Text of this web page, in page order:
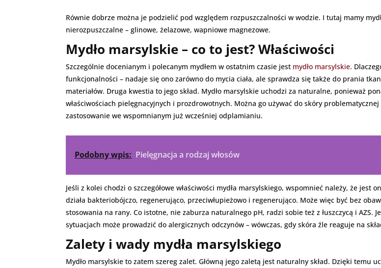
Równie dobrze można je podzielić pod względem rozpuszczalności w wodzie. I tutaj mamy
nierozpuszczalne – glinowe, żelazowe, wapniowe magnezowe.
Mydło marsylskie – co to jest? Właściwości
Szczególnie docenianym i polecanym mydłem w ostatnim czasie jest mydło marsylskie.
funkcjonalności – nadaje się ono zarówno do mycia ciała, ale sprawdza się także do prania
materiałów. Druga kwestia to jego skład. Mydło marsylskie uchodzi za naturalne, ponieważ
właściwościach pielęgnacyjnych i prozdrowotnych. Można go używać do skóry
zastosowanie we wspomnianym już wcześniej odplamianiu.
Podobny wpis: Pielęgnacja a rodzaj włosów
Jeśli z kolei chodzi o szczegółowe właściwości mydła marsylskiego, wspomnieć należy, że
działa bakteriobójczo, regenerująco, przeciwłupieżowo i regenerująco. Może więc być bez
stosowania na rany. Co istotne, nie zaburza naturalnego pH, radzi sobie też z łuszczycą i AZS.
sytuacjach może prowadzić do alergicznych odczynów – wówczas, gdy skóra źle reaguje na
Zalety i wady mydła marsylskiego
Mydło marsylskie to zatem szereg zalet. Główną jego zaletą jest naturalny skład. Dzięki